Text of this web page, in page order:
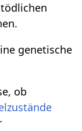
genetische
ob